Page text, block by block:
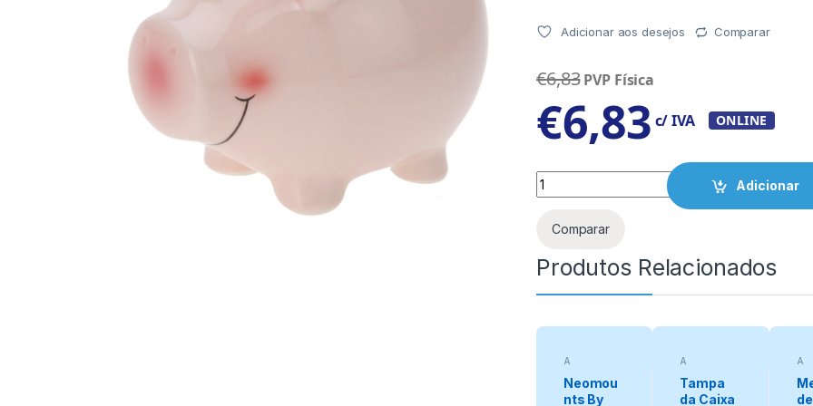
Adicionar aos desejos Comparar
€6,83 PVP Física
€6,83 c/ IVA ONLINE
Quantity
Adicionar
Comparar
Produtos Relacionados
A
categorizar
Neomou
nts By
A
categorizar
Tampa
da Caixa
A
de